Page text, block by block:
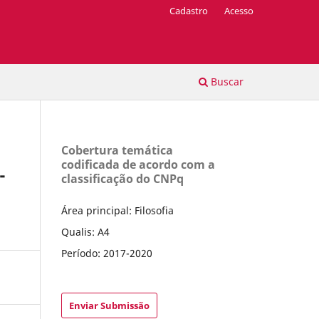
Buscar
Cadastro Acesso
Cobertura temática
codificada de acordo com a
classificação do CNPq
Área principal: Filosofia
Qualis: A4
Período: 2017-2020
Enviar Submissão